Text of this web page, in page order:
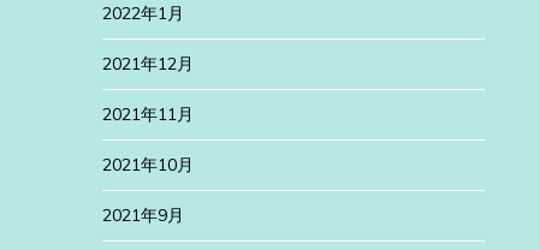
2022年1月
2021年12月
2021年11月
2021年10月
2021年9月